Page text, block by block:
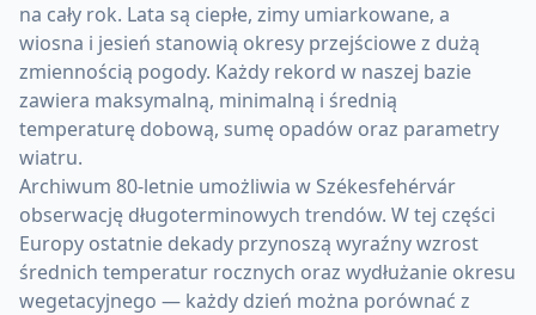
na cały rok. Lata są ciepłe, zimy umiarkowane, a
wiosna i jesień stanowią okresy przejściowe z dużą
zmiennością pogody. Każdy rekord w naszej bazie
zawiera maksymalną, minimalną i średnią
temperaturę dobową, sumę opadów oraz parametry
wiatru.
Archiwum 80-letnie umożliwia w Székesfehérvár
obserwację długoterminowych trendów. W tej części
Europy ostatnie dekady przynoszą wyraźny wzrost
średnich temperatur rocznych oraz wydłużanie okresu
wegetacyjnego — każdy dzień można porównać z